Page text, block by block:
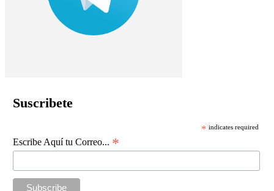
Suscribete
* indicates required
Escribe Aquí tu Correo... *